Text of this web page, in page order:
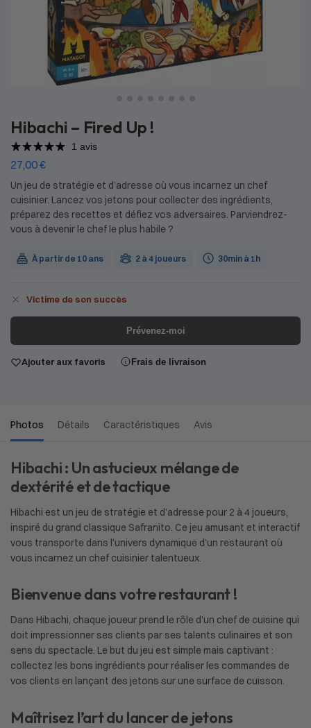
Hibachi – Fired Up !
1 avis
27,00€
Un jeu de stratégie et d’adresse où vous incarnez un chef
cuisinier. Lancez vos jetons pour collecter des ingrédients,
préparez des recettes et défiez vos adversaires. Parviendrez-
vous à devenir le chef le plus habile ?
À partir de 10 ans 2 à 4 joueurs 30min à 1h
Victime de son succès
Prévenez-moi
Ajouter aux favoris Frais de livraison
Photos Détails Caractéristiques Avis
Hibachi : Un astucieux mélange de
dextérité et de tactique
Hibachi est un jeu de stratégie et d’adresse pour 2 à 4 joueurs,
inspiré du grand classique Safranito. Ce jeu amusant et interactif
vous transporte dans l’univers dynamique d’un restaurant où
vous incarnez un chef cuisinier talentueux.
Bienvenue dans votre restaurant !
Dans Hibachi, chaque joueur prend le rôle d’un chef de cuisine qui
doit impressionner ses clients par ses talents culinaires et son
sens du spectacle. Le but du jeu est simple mais captivant :
collectez les bons ingrédients pour réaliser les commandes de
vos clients en lançant des jetons sur une surface de cuisson.
Maîtrisez l’art du lancer de jetons